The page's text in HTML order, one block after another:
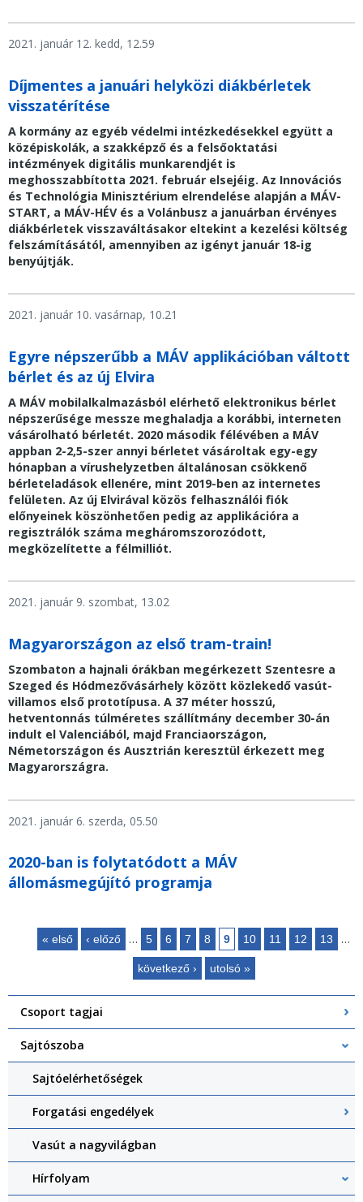
2021. január 12. kedd, 12.59
Díjmentes a januári helyközi diákbérletek
visszatérítése
A kormány az egyéb védelmi intézkedésekkel együtt a
középiskolák, a szakképző és a felsőoktatási
intézmények digitális munkarendjét is
meghosszabbította 2021. február elsejéig. Az Innovációs
és Technológia Minisztérium elrendelése alapján a MÁV-
START, a MÁV-HÉV és a Volánbusz a januárban érvényes
diákbérletek visszaváltásakor eltekint a kezelési költség
felszámításától, amennyiben az igényt január 18-ig
benyújtják.
2021. január 10. vasárnap, 10.21
Egyre népszerűbb a MÁV applikációban váltott
bérlet és az új Elvira
A MÁV mobilalkalmazásból elérhető elektronikus bérlet
népszerűsége messze meghaladja a korábbi, interneten
vásárolható bérletét. 2020 második félévében a MÁV
appban 2-2,5-szer annyi bérletet vásároltak egy-egy
hónapban a vírushelyzetben általánosan csökkenő
bérleteladások ellenére, mint 2019-ben az internetes
felületen. Az új Elvirával közös felhasználói fiók
előnyeinek köszönhetően pedig az applikációra a
regisztrálók száma megháromszorozódott,
megközelítette a félmilliót.
2021. január 9. szombat, 13.02
Magyarországon az első tram-train!
Szombaton a hajnali órákban megérkezett Szentesre a
Szeged és Hódmezővásárhely között közlekedő vasút-
villamos első prototípusa. A 37 méter hosszú,
hetventonnás túlméretes szállítmány december 30-án
indult el Valenciából, majd Franciaországon,
Németországon és Ausztrián keresztül érkezett meg
Magyarországra.
2021. január 6. szerda, 05.50
2020-ban is folytatódott a MÁV
állomásmegújító programja
« első ‹ előző … 5 6 7 8 9 10 11 12 13 …
következő › utolsó »
Csoport tagjai
Sajtószoba
Sajtóelérhetőségek
Forgatási engedélyek
Vasút a nagyvilágban
Hírfolyam